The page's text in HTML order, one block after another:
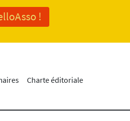
!
Charte éditoriale